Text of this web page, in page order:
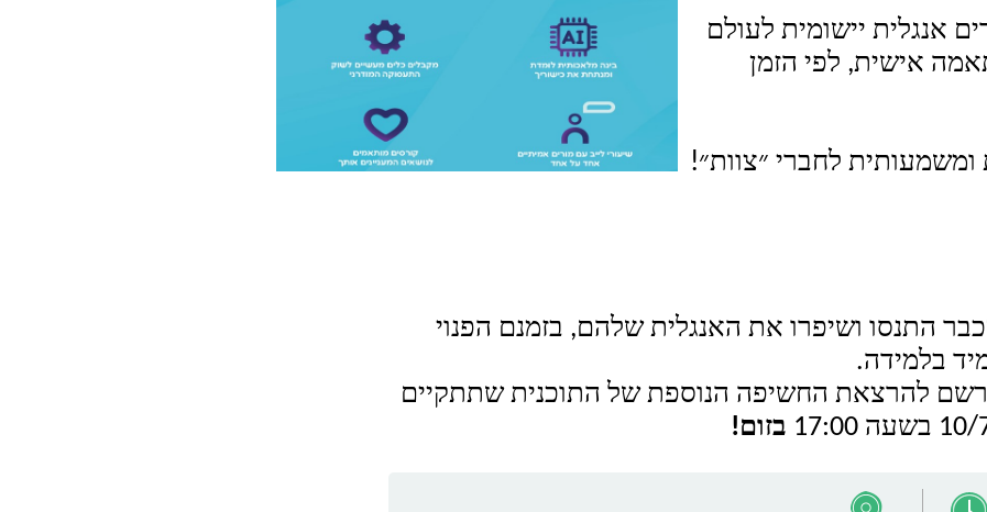
אנגלית יישומית לעולם
אישית, לפי הזמן
לחברי ״צוות״!
התנסו ושיפרו את האנגלית שלהם, בזמנם הפנוי
בלמידה.
להרצאת החשיפה הנוספת של התוכנית שתתקיים
בזום!